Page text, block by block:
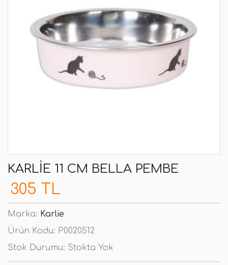
KARLIE 11 CM BELLA PEMBE
305 TL
Marka: Karlie
Ürün Kodu: P0020512
Stok Durumu: Stokta Yok